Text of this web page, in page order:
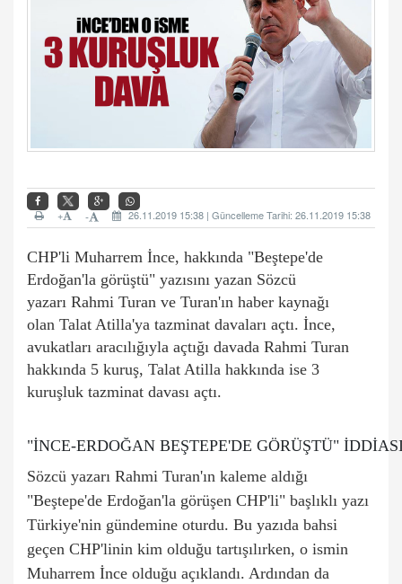
26.11.2019 15:38 | Güncelleme Tarihi: 26.11.2019 15:38
-
+
CHP'li Muharrem İnce, hakkında "Beştepe'de
Erdoğan'la görüştü" yazısını yazan Sözcü
yazarı Rahmi Turan ve Turan'ın haber kaynağı
olan Talat Atilla'ya tazminat davaları açtı. İnce,
avukatları aracılığıyla açtığı davada Rahmi Turan
hakkında 5 kuruş, Talat Atilla hakkında ise 3
kuruşluk tazminat davası açtı.
"İNCE-ERDOĞAN BEŞTEPE'DE GÖRÜŞTÜ"
Sözcü yazarı Rahmi Turan'ın kaleme aldığı
"Beştepe'de Erdoğan'la görüşen CHP'li" başlıklı yazı
Türkiye'nin gündemine oturdu. Bu yazıda bahsi
geçen CHP'linin kim olduğu tartışılırken, o ismin
Muharrem İnce olduğu açıklandı. Ardından da